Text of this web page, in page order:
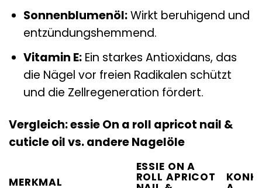
Sonnenblumenöl:Wirkt beruhigend und
entzündungshemmend.
Vitamin E:Ein starkes Antioxidans, das
die Nägel vor freien Radikalen schützt
und die Zellregeneration fördert.
Vergleich: essie On a roll apricot nail &
cuticle oil vs. andere Nagelöle
MERKMAL
ESSIE ON A
ROLL APRICOT